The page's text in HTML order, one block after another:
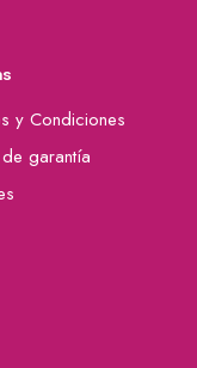
y Condiciones
garantía